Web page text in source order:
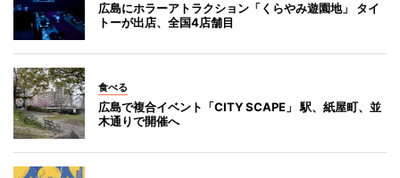
広島にホラーアトラクション「くらやみ遊園地」 タイ
トーが出店、全国4店舗目
食べる
広島で複合イベント「CITY SCAPE」 駅、紙屋町、並
木通りで開催へ